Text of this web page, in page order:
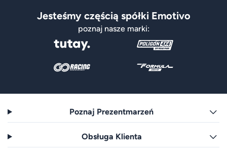
Jesteśmy częścią spółki Emotivo
poznaj nasze marki:
Poznaj Prezentmarzeń
Obsługa Klienta